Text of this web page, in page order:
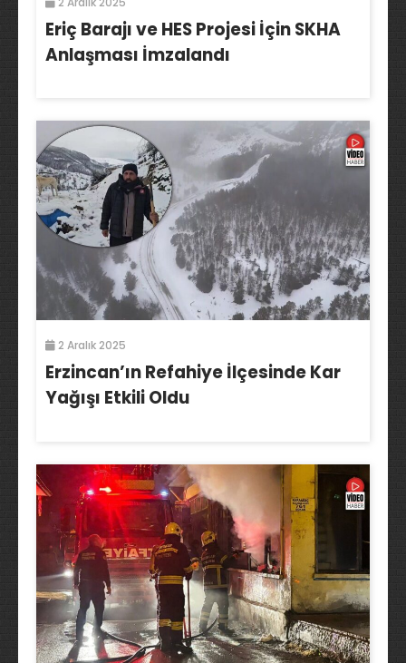
Eriç Barajı ve HES Projesi İçin SKHA
Anlaşması İmzalandı
2 Aralık 2025
Erzincan’ın Refahiye İlçesinde Kar
Yağışı Etkili Oldu